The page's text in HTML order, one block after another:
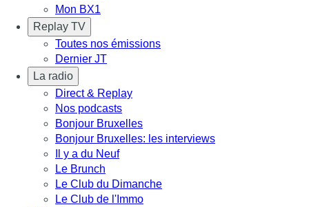
Mon BX1
Replay TV
Toutes nos émissions
Dernier JT
La radio
Direct & Replay
Nos podcasts
Bonjour Bruxelles
Bonjour Bruxelles: les interviews
Il y a du Neuf
Le Brunch
Le Club du Dimanche
Le Club de l'Immo